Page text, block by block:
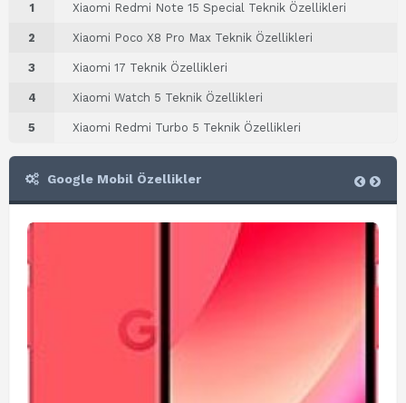
1 Xiaomi Redmi Note 15 Special Teknik Özellikleri
2 Xiaomi Poco X8 Pro Max Teknik Özellikleri
3 Xiaomi 17 Teknik Özellikleri
4 Xiaomi Watch 5 Teknik Özellikleri
5 Xiaomi Redmi Turbo 5 Teknik Özellikleri
Google Mobil Özellikler